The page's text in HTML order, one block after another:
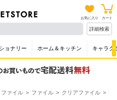
お気に入り カート
詳細検索
ョナリー ホーム＆キッチン キャラク
ァイル ファイル
クリアファイル